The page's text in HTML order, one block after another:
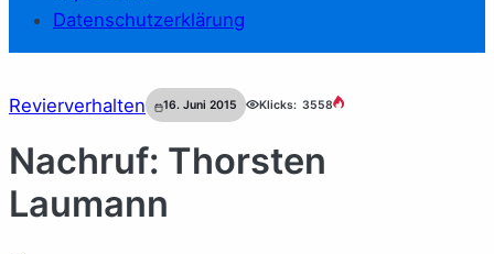
Datenschutzerklärung
Revierverhalten 16. Juni 2015 Klicks: 3558
Nachruf: Thorsten
Laumann